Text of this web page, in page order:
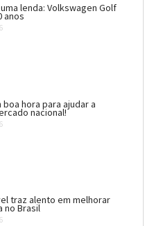
lenda: Volkswagen Golf
anos
hora para ajudar a
nacional!
traz alento em melhorar
no Brasil